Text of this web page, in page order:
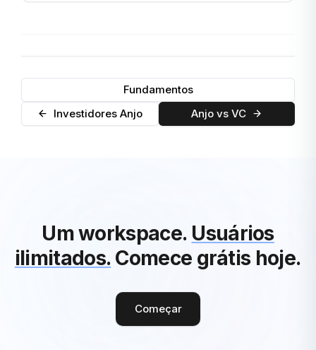
Fundamentos
Investidores Anjo
Anjo vs VC
Um workspace. Usuários
ilimitados. Comece grátis hoje.
Começar